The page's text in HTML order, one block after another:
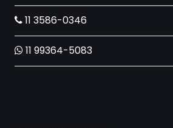
11 3586-0346
11 99364-5083